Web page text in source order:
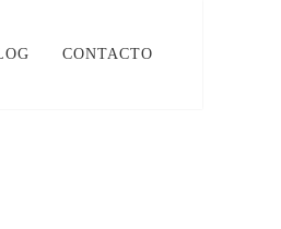
CONTACTO